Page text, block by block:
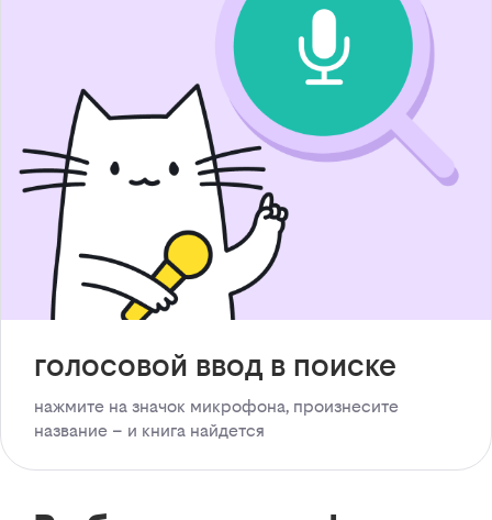
голосовой ввод в поиске
нажмите на значок микрофона, произнесите
название – и книга найдется